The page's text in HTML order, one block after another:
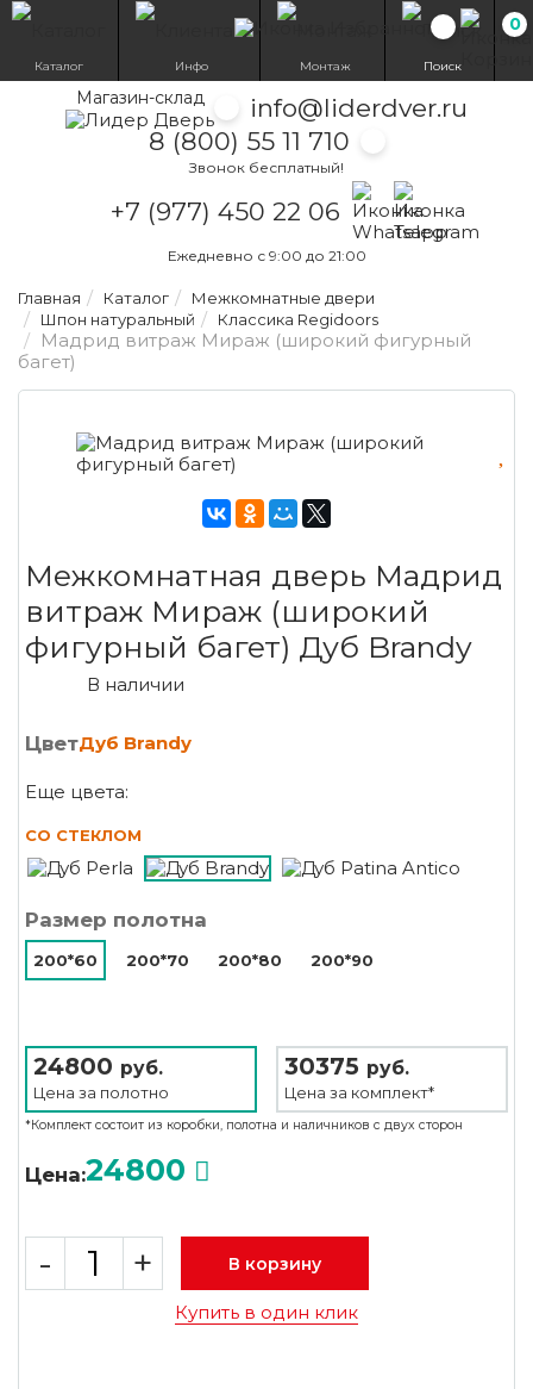
Магазин-склад
info@liderdver.ru
8 (800) 55 11 710
Звонок бесплатный!
+7 (977) 450 22 06
Написать на
Написать на
Ежедневно с 9:00 до 21:00
0
Каталог Инфо Монтаж Поиск
Главная Каталог
Межкомнатные двери
Шпон натуральный
Классика Regidoors
Мадрид витраж Мираж (широкий фигурный
багет)
Межкомнатная дверь Мадрид
витраж Мираж (широкий
фигурный багет) Дуб Brandy
В наличии
ЦветДуб Brandy
Еще цвета:
СО СТЕКЛОМ
Размер полотна
200*60 200*70 200*80 200*90
24800 руб.
Цена за полотно
30375 руб.
Цена за комплект*
*Комплект состоит из коробки, полотна и наличников с двух сторон
Цена:24800
- + В корзину
Купить в один клик